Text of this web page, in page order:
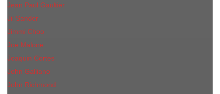
Jean Paul Gaultier
Jil Sander
Jimmi Choo
Jое Malоnе
Joaquin Cortes
John Galliano
John Richmond